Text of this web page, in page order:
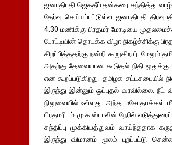
ஜனாதிபதி ஜெகதீப் தன்கரை சந்தித்து
தேர்வு செய்யப்பட்டுள்ள ஜனாதிபதி
4.30 மணிக்கு பிரதமர் மோடியை
போட்டியின் தொடக்க விழா நிகழ்ச்சிக்கு
சிறப்பித்ததற்கு நன்றி கூறுகிறார்.
அதற்கு தேவையான கூடுதல் நிதி
என கூறப்படுகிறது. தமிழக
இருந்து இன்னும் ஒப்புதல் வரவில்லை. நீட்
நிலுவையில் உள்ளது. அந்த மசோதாக்கள்
பிரதமரிடம் மு.க.ஸ்டாலின் நேரில்
சந்திப்பு முக்கியத்துவம் வாய்ந்ததாக
இருந்து விமானம் மூலம் புறப்பட்டு